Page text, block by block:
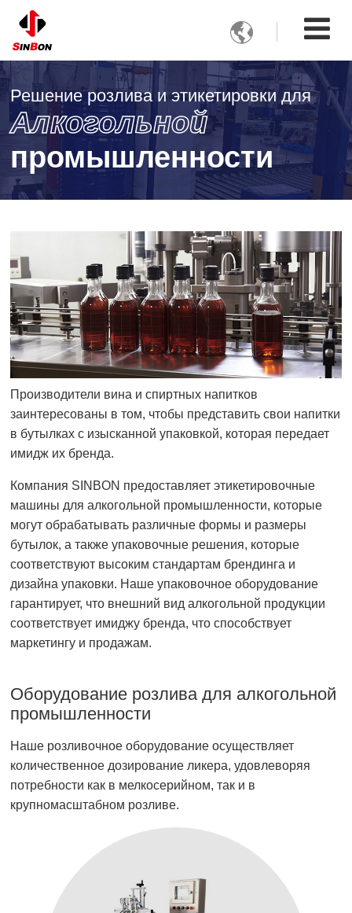

Решение розлива и этикетировки для
Алкогольной
промышленности
Производители вина и спиртных напитков
заинтересованы в том, чтобы представить свои напитки
в бутылках с изысканной упаковкой, которая передает
имидж их бренда.
Компания SINBON предоставляет этикетировочные
машины для алкогольной промышленности, которые
могут обрабатывать различные формы и размеры
бутылок, а также упаковочные решения, которые
соответствуют высоким стандартам брендинга и
дизайна упаковки. Наше упаковочное оборудование
гарантирует, что внешний вид алкогольной продукции
соответствует имиджу бренда, что способствует
маркетингу и продажам.
Оборудование розлива для алкогольной
промышленности
Наше розливочное оборудование осуществляет
количественное дозирование ликера, удовлеворяя
потребности как в мелкосерийном, так и в
крупномасштабном розливе.